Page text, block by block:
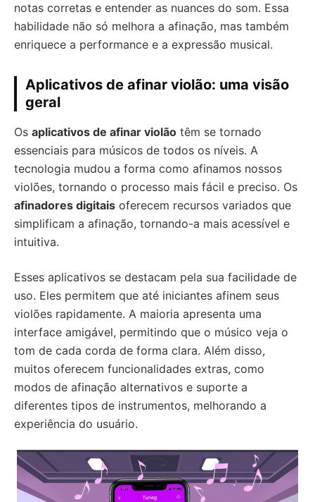
notas corretas e entender as nuances do som. Essa
habilidade não só melhora a afinação, mas também
enriquece a performance e a expressão musical.
Aplicativos de afinar violão: uma visão
geral
Os aplicativos de afinar violão têm se tornado
essenciais para músicos de todos os níveis. A
tecnologia mudou a forma como afinamos nossos
violões, tornando o processo mais fácil e preciso. Os
afinadores digitais oferecem recursos variados que
simplificam a afinação, tornando-a mais acessível e
intuitiva.
Esses aplicativos se destacam pela sua facilidade de
uso. Eles permitem que até iniciantes afinem seus
violões rapidamente. A maioria apresenta uma
interface amigável, permitindo que o músico veja o
tom de cada corda de forma clara. Além disso,
muitos oferecem funcionalidades extras, como
modos de afinação alternativos e suporte a
diferentes tipos de instrumentos, melhorando a
experiência do usuário.